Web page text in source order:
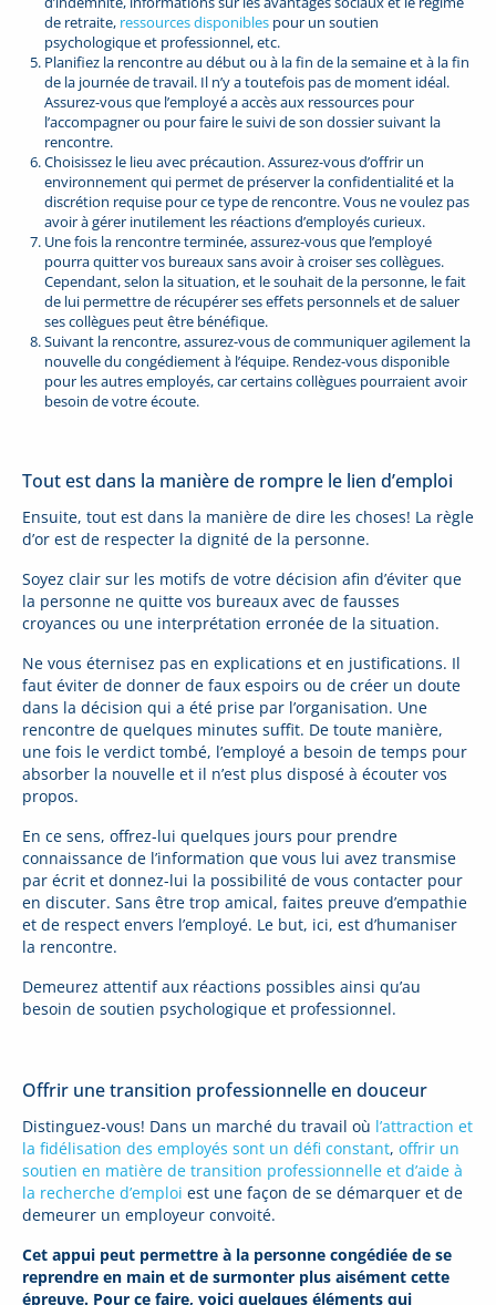
de retraite, ressources disponibles pour un soutien
psychologique et professionnel, etc.
Planifiez la rencontre au début ou à la fin de la semaine et à la fin
de la journée de travail. Il n’y a toutefois pas de moment idéal.
Assurez-vous que l’employé a accès aux ressources pour
l’accompagner ou pour faire le suivi de son dossier suivant la
rencontre.
Choisissez le lieu avec précaution. Assurez-vous d’offrir un
environnement qui permet de préserver la confidentialité et la
discrétion requise pour ce type de rencontre. Vous ne voulez pas
avoir à gérer inutilement les réactions d’employés curieux.
Une fois la rencontre terminée, assurez-vous que l’employé
pourra quitter vos bureaux sans avoir à croiser ses collègues.
Cependant, selon la situation, et le souhait de la personne, le fait
de lui permettre de récupérer ses effets personnels et de saluer
ses collègues peut être bénéfique.
Suivant la rencontre, assurez-vous de communiquer agilement la
nouvelle du congédiement à l’équipe. Rendez-vous disponible
pour les autres employés, car certains collègues pourraient avoir
besoin de votre écoute.
Tout est dans la manière de rompre le lien d’emploi
Ensuite, tout est dans la manière de dire les choses! La règle
d’or est de respecter la dignité de la personne.
Soyez clair sur les motifs de votre décision afin d’éviter que
la personne ne quitte vos bureaux avec de fausses
croyances ou une interprétation erronée de la situation.
Ne vous éternisez pas en explications et en justifications. Il
faut éviter de donner de faux espoirs ou de créer un doute
dans la décision qui a été prise par l’organisation. Une
rencontre de quelques minutes suffit. De toute manière,
une fois le verdict tombé, l’employé a besoin de temps pour
absorber la nouvelle et il n’est plus disposé à écouter vos
propos.
En ce sens, offrez-lui quelques jours pour prendre
connaissance de l’information que vous lui avez transmise
par écrit et donnez-lui la possibilité de vous contacter pour
en discuter. Sans être trop amical, faites preuve d’empathie
et de respect envers l’employé. Le but, ici, est d’humaniser
la rencontre.
Demeurez attentif aux réactions possibles ainsi qu’au
besoin de soutien psychologique et professionnel.
Offrir une transition professionnelle en douceur
Distinguez-vous! Dans un marché du travail où l’attraction et
la fidélisation des employés sont un défi constant, offrir un
soutien en matière de transition professionnelle et d’aide à
la recherche d’emploi est une façon de se démarquer et de
demeurer un employeur convoité.
Cet appui peut permettre à la personne congédiée de se
reprendre en main et de surmonter plus aisément cette
épreuve. Pour ce faire, voici quelques éléments qui